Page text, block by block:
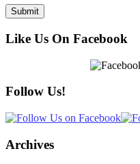
Like Us On Facebook
Follow Us!
Archives